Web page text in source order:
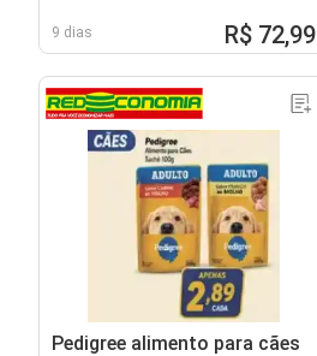
9 dias R$ 72,99
Pedigree alimento para cães